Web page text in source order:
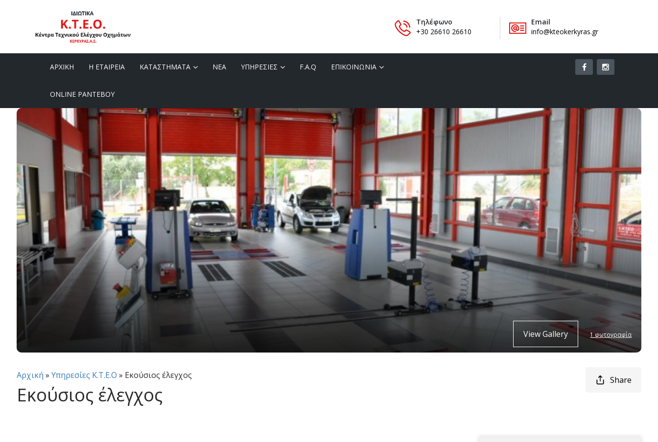
Τηλέφωνο
+30 26610 26610
Email
info@kteokerkyras.gr
ΑΡΧΙΚΗ Η ΕΤΑΙΡΕΙΑ ΚΑΤΑΣΤΗΜΑΤΑ ΝΕΑ ΥΠΗΡΕΣΙΕΣ F.A.Q ΕΠΙΚΟΙΝΩΝΙΑ
ONLINE ΡΑΝΤΕΒΟΥ
View Gallery 1 φωτογραφία
Αρχική » Υπηρεσίες Κ.Τ.Ε.Ο » Εκούσιος έλεγχος
Εκούσιος έλεγχος
Share